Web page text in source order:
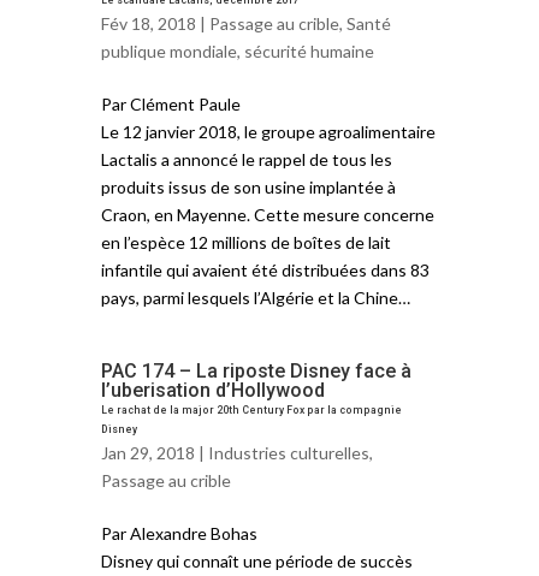
Fév 18, 2018 | Passage au crible, Santé
publique mondiale, sécurité humaine
Par Clément Paule
Le 12 janvier 2018, le groupe agroalimentaire
Lactalis a annoncé le rappel de tous les
produits issus de son usine implantée à
Craon, en Mayenne. Cette mesure concerne
en l’espèce 12 millions de boîtes de lait
infantile qui avaient été distribuées dans 83
pays, parmi lesquels l’Algérie et la Chine…
PAC 174 – La riposte Disney face à
l’uberisation d’Hollywood
Le rachat de la major 20th Century Fox par la compagnie
Disney
Jan 29, 2018 | Industries culturelles,
Passage au crible
Par Alexandre Bohas
Disney qui connaît une période de succès